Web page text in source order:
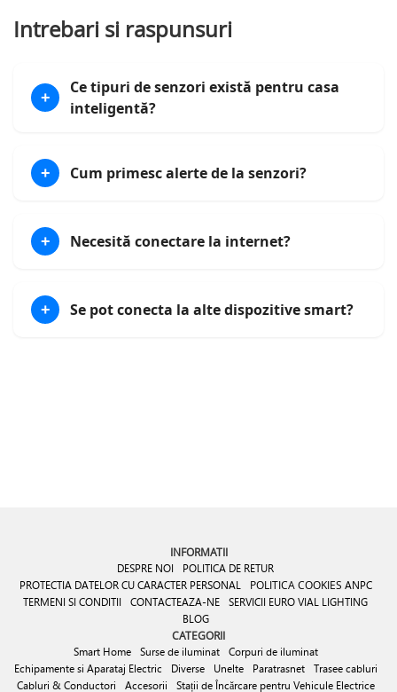
Intrebari si raspunsuri
+
Ce tipuri de senzori există pentru casa
inteligentă?
+ Cum primesc alerte de la senzori?
+ Necesită conectare la internet?
+ Se pot conecta la alte dispozitive smart?
INFORMATII
DESPRE NOI
POLITICA DE RETUR
PROTECTIA DATELOR CU CARACTER PERSONAL
POLITICA COOKIES ANPC
TERMENI SI CONDITII
CONTACTEAZA-NE SERVICII EURO VIAL LIGHTING
BLOG
CATEGORII
Smart Home Surse de iluminat
Corpuri de iluminat
Echipamente si Aparataj Electric
Diverse Unelte Paratrasnet
Trasee cabluri
Cabluri & Conductori
Accesorii Stații de Încărcare pentru Vehicule Electrice